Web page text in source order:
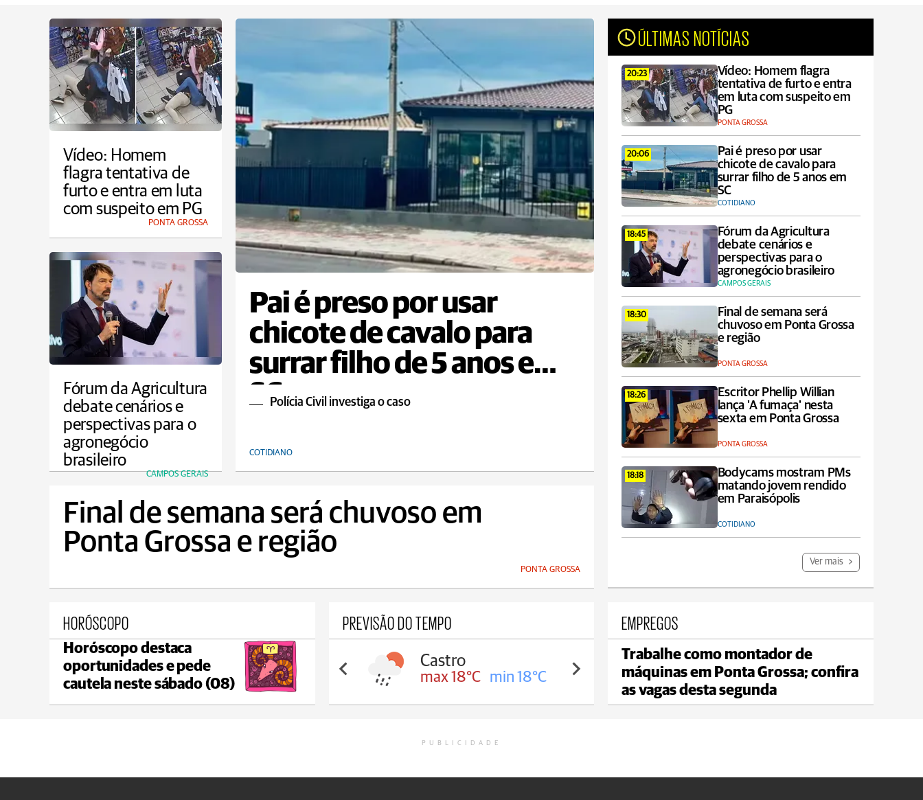
Vídeo: Homem
flagra tentativa de
furto e entra em luta
com suspeito em PG
PONTA GROSSA
Pai é preso por usar
chicote de cavalo para
surrar filho de 5 anos em
SCPolícia Civil investiga o caso
COTIDIANO
ÚLTIMAS NOTÍCIAS
20:23
Vídeo: Homem flagra
tentativa de furto e entra
em luta com suspeito em
PG
PONTA GROSSA
20:06
Pai é preso por usar
chicote de cavalo para
surrar filho de 5 anos em
SC
COTIDIANO
18:45
Fórum da Agricultura
debate cenários e
perspectivas para o
agronegócio brasileiro
CAMPOS GERAIS
18:30
Final de semana será
chuvoso em Ponta Grossa
e região
PONTA GROSSA
18:26
Escritor Phellip Willian
lança 'A fumaça' nesta
sexta em Ponta Grossa
PONTA GROSSA
18:18
Bodycams mostram PMs
matando jovem rendido
em Paraisópolis
COTIDIANO
Ver mais
Fórum da Agricultura
debate cenários e
perspectivas para o
agronegócio
brasileiro
CAMPOS GERAIS
Final de semana será chuvoso em
Ponta Grossa e região
PONTA GROSSA
HORÓSCOPO
Horóscopo destaca
oportunidades e pede
cautela neste sábado (08)
PREVISÃO DO TEMPO
Ponta Grossa
max 17°C min 17°C
Castro
max 18°C min 18°C
Carambeí
max 18°C min 17°C
EMPREGOS
Trabalhe como montador de
máquinas em Ponta Grossa; confira
as vagas desta segunda
PUBLICIDADE